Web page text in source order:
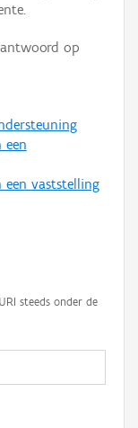
op
een
een vaststelling
steeds onder de